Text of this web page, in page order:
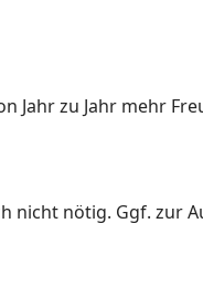
Jahr zu Jahr mehr
nötig. Ggf. zur